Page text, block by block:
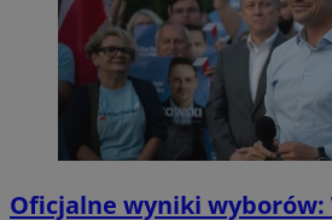
Oficjalne wyniki wyborów: